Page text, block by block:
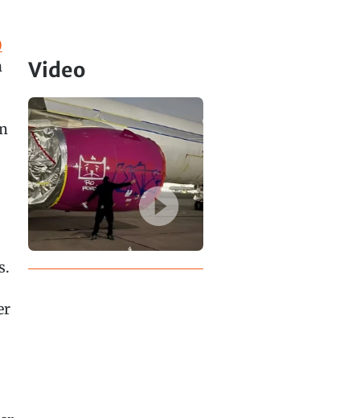
Video